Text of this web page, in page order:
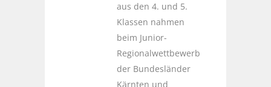
aus den 4. und 5.
Klassen nahmen
beim Junior-
Regionalwettbewerb
der Bundesländer
Kärnten und